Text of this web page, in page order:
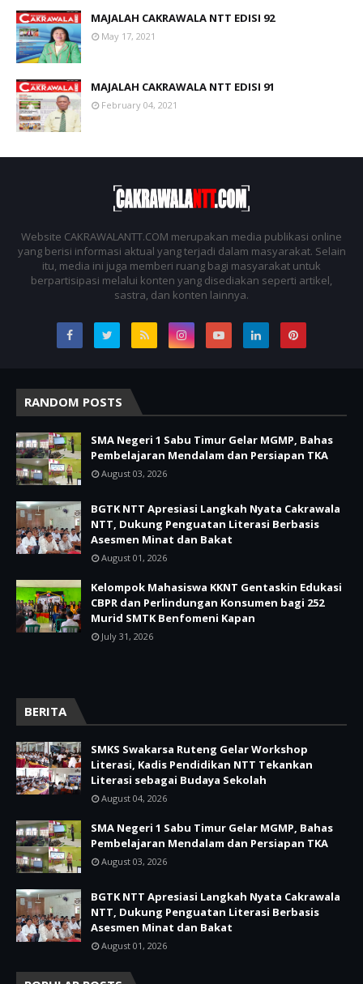
MAJALAH CAKRAWALA NTT EDISI 92
May 17, 2021
MAJALAH CAKRAWALA NTT EDISI 91
February 04, 2021
Website CAKRAWALANTT.COM merupakan media publikasi online
yang berisi informasi aktual yang terjadi dalam masyarakat. Selain
itu, media ini juga memberi ruang bagi masyarakat untuk
berpartisipasi melalui konten yang disediakan seperti artikel,
sastra, dan konten lainnya.
RANDOM POSTS
SMA Negeri 1 Sabu Timur Gelar MGMP, Bahas
Pembelajaran Mendalam dan Persiapan TKA
August 03, 2026
BGTK NTT Apresiasi Langkah Nyata Cakrawala
NTT, Dukung Penguatan Literasi Berbasis
Asesmen Minat dan Bakat
August 01, 2026
Kelompok Mahasiswa KKNT Gentaskin Edukasi
CBPR dan Perlindungan Konsumen bagi 252
Murid SMTK Benfomeni Kapan
July 31, 2026
BERITA
SMKS Swakarsa Ruteng Gelar Workshop
Literasi, Kadis Pendidikan NTT Tekankan
Literasi sebagai Budaya Sekolah
August 04, 2026
SMA Negeri 1 Sabu Timur Gelar MGMP, Bahas
Pembelajaran Mendalam dan Persiapan TKA
August 03, 2026
BGTK NTT Apresiasi Langkah Nyata Cakrawala
NTT, Dukung Penguatan Literasi Berbasis
Asesmen Minat dan Bakat
August 01, 2026